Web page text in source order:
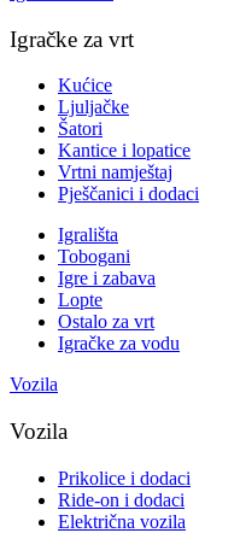
Igračke za vrt
Kućice
Ljuljačke
Šatori
Kantice i lopatice
Vrtni namještaj
Pješčanici i dodaci
Igrališta
Tobogani
Igre i zabava
Lopte
Ostalo za vrt
Igračke za vodu
Vozila
Vozila
Prikolice i dodaci
Ride-on i dodaci
Električna vozila